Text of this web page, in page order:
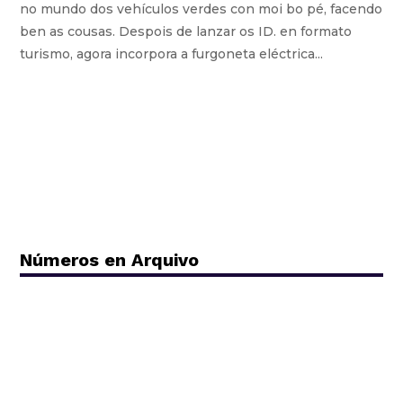
no mundo dos vehículos verdes con moi bo pé, facendo
ben as cousas. Despois de lanzar os ID. en formato
turismo, agora incorpora a furgoneta eléctrica...
Números en Arquivo